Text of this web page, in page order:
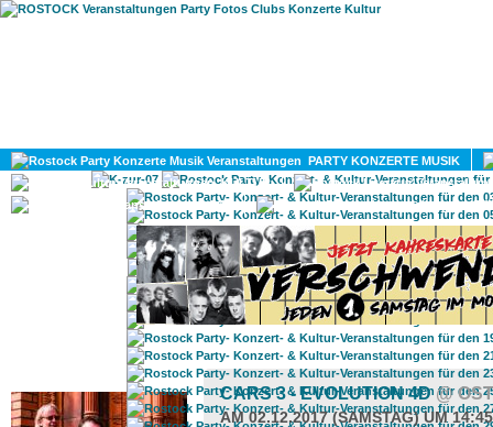
PARTY KONZERTE MUSIK
KULTUR
GAY
ROSTOCK TAGESTIPP
CARS 3 - EVOLUTION 4D@
AM 02.12.2017 (SAMSTAG) UM